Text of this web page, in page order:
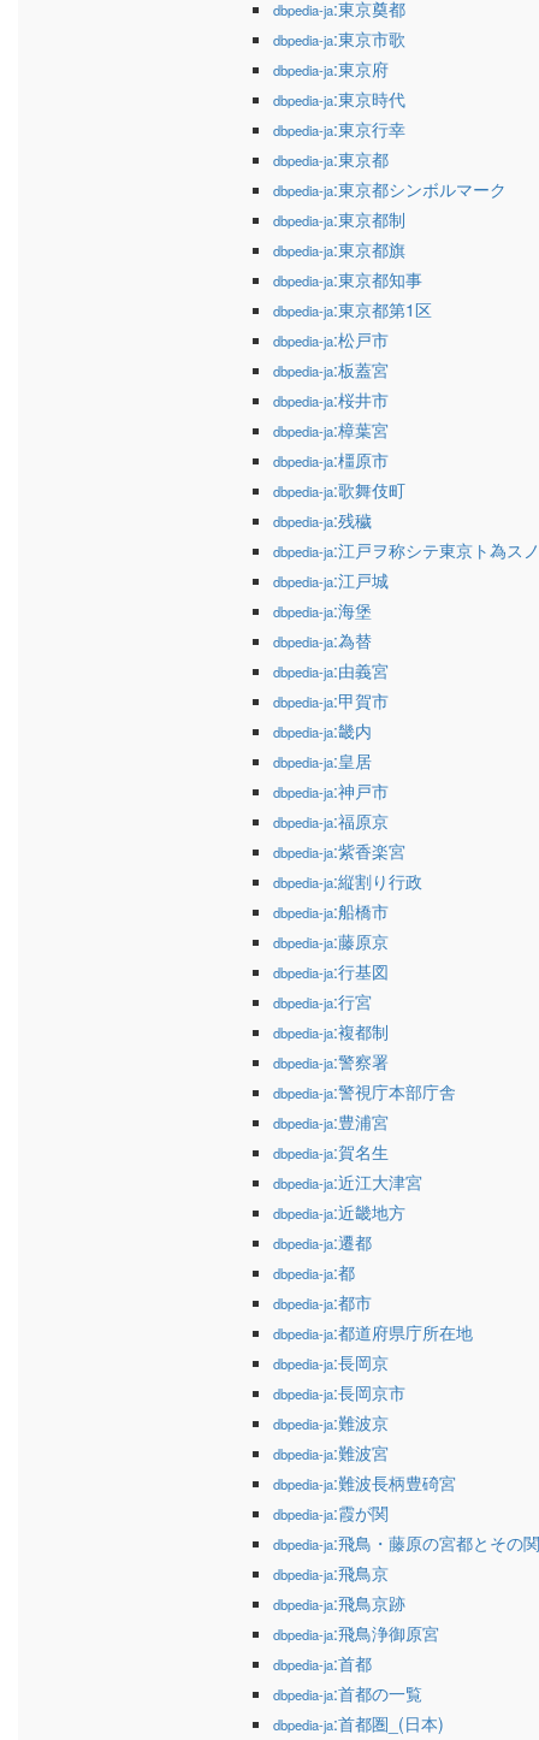
dbpedia-ja:東京奠都
dbpedia-ja:東京市歌
dbpedia-ja:東京府
dbpedia-ja:東京時代
dbpedia-ja:東京行幸
dbpedia-ja:東京都
dbpedia-ja:東京都シンボルマーク
dbpedia-ja:東京都制
dbpedia-ja:東京都旗
dbpedia-ja:東京都知事
dbpedia-ja:東京都第1区
dbpedia-ja:松戸市
dbpedia-ja:板蓋宮
dbpedia-ja:桜井市
dbpedia-ja:樟葉宮
dbpedia-ja:橿原市
dbpedia-ja:歌舞伎町
dbpedia-ja:残穢
dbpedia-ja:江戸ヲ称シテ東京ト為ス
dbpedia-ja:江戸城
dbpedia-ja:海堡
dbpedia-ja:為替
dbpedia-ja:由義宮
dbpedia-ja:甲賀市
dbpedia-ja:畿内
dbpedia-ja:皇居
dbpedia-ja:神戸市
dbpedia-ja:福原京
dbpedia-ja:紫香楽宮
dbpedia-ja:縦割り行政
dbpedia-ja:船橋市
dbpedia-ja:藤原京
dbpedia-ja:行基図
dbpedia-ja:行宮
dbpedia-ja:複都制
dbpedia-ja:警察署
dbpedia-ja:警視庁本部庁舎
dbpedia-ja:豊浦宮
dbpedia-ja:賀名生
dbpedia-ja:近江大津宮
dbpedia-ja:近畿地方
dbpedia-ja:遷都
dbpedia-ja:都
dbpedia-ja:都市
dbpedia-ja:都道府県庁所在地
dbpedia-ja:長岡京
dbpedia-ja:長岡京市
dbpedia-ja:難波京
dbpedia-ja:難波宮
dbpedia-ja:難波長柄豊碕宮
dbpedia-ja:霞が関
dbpedia-ja:飛鳥・藤原の宮都とその
dbpedia-ja:飛鳥京
dbpedia-ja:飛鳥京跡
dbpedia-ja:飛鳥浄御原宮
dbpedia-ja:首都
dbpedia-ja:首都の一覧
dbpedia-ja:首都圏_(日本)